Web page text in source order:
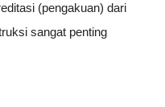
(pengakuan) dari
sangat penting